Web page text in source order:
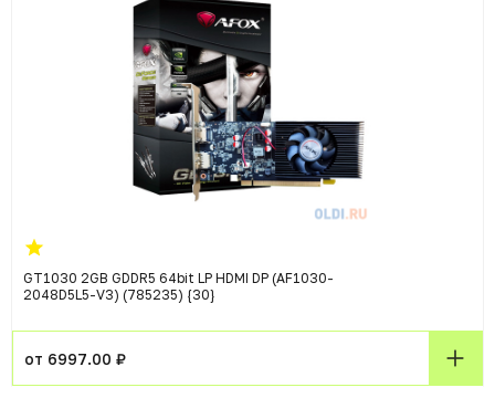
GT1030 2GB GDDR5 64bit LP HDMI DP (AF1030-
2048D5L5-V3) (785235) {30}
от 6997.00 ₽